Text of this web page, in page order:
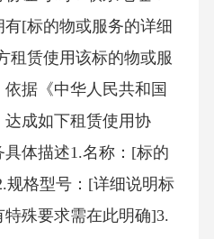
[标的物或服务的详细
租赁使用该标的物或服
据《中华人民共和国
成如下租赁使用协
体描述1.名称：[标的
规格型号：[详细说明标
殊要求需在此明确]3.